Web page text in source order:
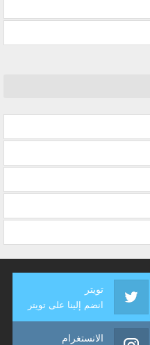
تويتر
انضم إلينا على تويتر
الانستغرام